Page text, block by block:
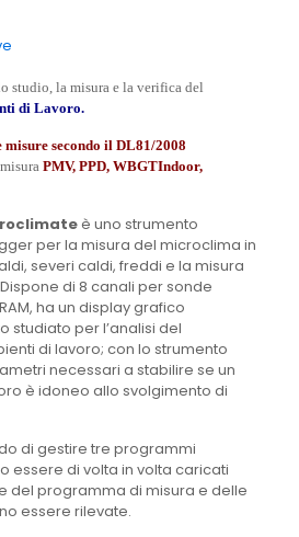
studio, la misura e la verifica del
di Lavoro.
secondo il DL81/2008
PMV, PPD, WBGTIndoor,
è uno strumento
per la misura del microclima in
severi caldi, freddi e la misura
di 8 canali per sonde
ha un display grafico
studiato per l’analisi del
di lavoro; con lo strumento
necessari a stabilire se un
è idoneo allo svolgimento di
di gestire tre programmi
essere di volta in volta caricati
del programma di misura e delle
essere rilevate.